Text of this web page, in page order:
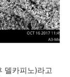
델카피노)라고